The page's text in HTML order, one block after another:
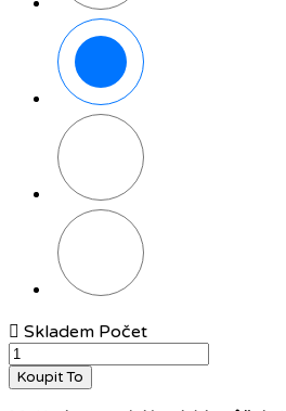
 Skladem Počet
Koupit To